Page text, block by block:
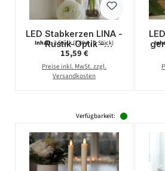
LED Stabkerzen LINA -
Rustik-Optik -
Echtwachs - flackernd
- H: 25cm - Timer -
creme - 2er Set
Inhalt:2 Stück(7,80 € / 1 Stück)
Regulärer Preis:
15,59 €
Preise inkl. MwSt. zzgl.
Versandkosten
Verfügbarkeit: